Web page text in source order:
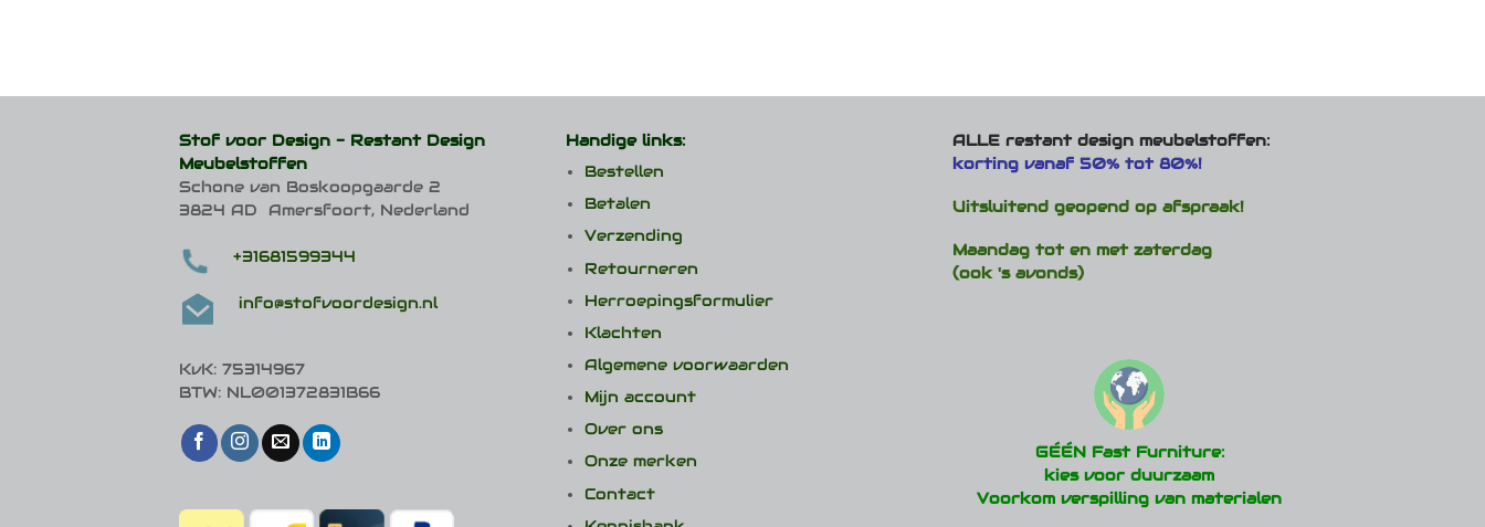
Stof voor Design - Restant Design
Meubelstoffen
Schone van Boskoopgaarde 2
3824 AD Amersfoort, Nederland
+31681599344
info@stofvoordesign.nl
KvK: 75314967
BTW: NL001372831B66
Handige links:
Bestellen
Betalen
Verzending
Retourneren
Herroepingsformulier
Klachten
Algemene voorwaarden
Mijn account
Over ons
Onze merken
Contact
ALLE restant design meubelstoffen:
korting vanaf 50% tot 80%!
Uitsluitend geopend op afspraak!
Maandag tot en met zaterdag
(ook 's avonds)
GÉÉN Fast Furniture:
kies voor duurzaam
Voorkom verspilling van materialen